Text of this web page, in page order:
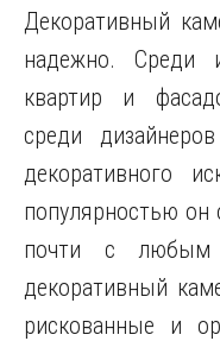
Декоративный
надежно. Среди
квартир и
среди
декоративного
популярностью он
почти с любым
декоративный
рискованные и